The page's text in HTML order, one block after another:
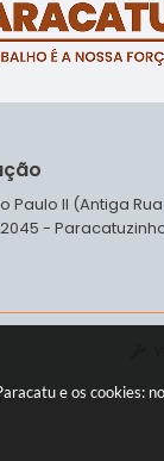
e os cookies:
Paulo II (Antiga Rua
-